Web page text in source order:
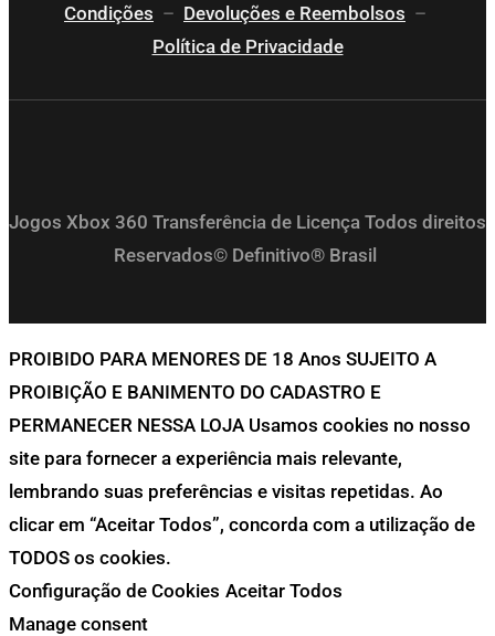
Condições – Devoluções e Reembolsos –
Política de Privacidade
Jogos Xbox 360 Transferência de Licença Todos direitos
Reservados© Definitivo® Brasil
PROIBIDO PARA MENORES DE 18 Anos SUJEITO A
PROIBIÇÃO E BANIMENTO DO CADASTRO E
PERMANECER NESSA LOJA Usamos cookies no nosso
site para fornecer a experiência mais relevante,
lembrando suas preferências e visitas repetidas. Ao
clicar em “Aceitar Todos”, concorda com a utilização de
TODOS os cookies.
Configuração de Cookies Aceitar Todos
Manage consent